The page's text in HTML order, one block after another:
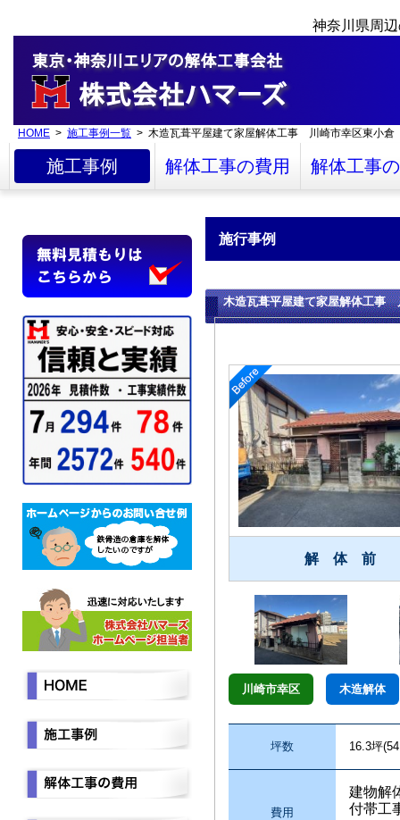
神奈川県周
HOME > 施工事例一覧 > 木造瓦葺平屋建て家屋解体工事 川崎市幸区東小倉
施工事例 解体工事の費用 解体工事
施行事例
木造瓦葺平屋建て家屋解体工事
解 体 前
川崎市幸区 木造解体
坪数 16.3坪
費用
建物解
付帯工